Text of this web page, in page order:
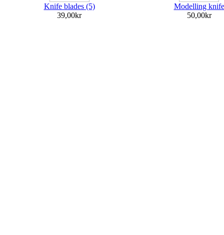
Knife blades (5)
39,00kr
Modelling knife
50,00kr